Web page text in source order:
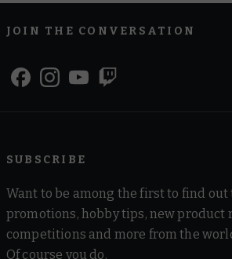
JOIN THE CONVERSATION
SUBSCRIBE
Want to be among the first to find out
promotions, hobby tips, new product
competitions and more from the
Of course you do.